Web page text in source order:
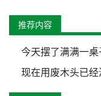
推荐内容
今天摆了满满一
现在用废木头已